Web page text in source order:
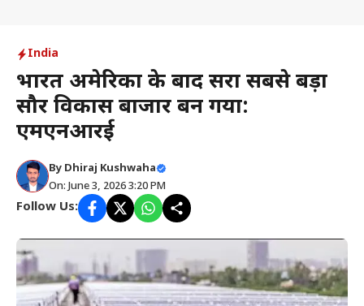
India
भारत अमेरिका के बाद दूसरा सबसे बड़ा
सौर विकास बाजार बन गया:
एमएनआरई
By Dhiraj Kushwaha
On: June 3, 2026 3:20 PM
Follow Us: